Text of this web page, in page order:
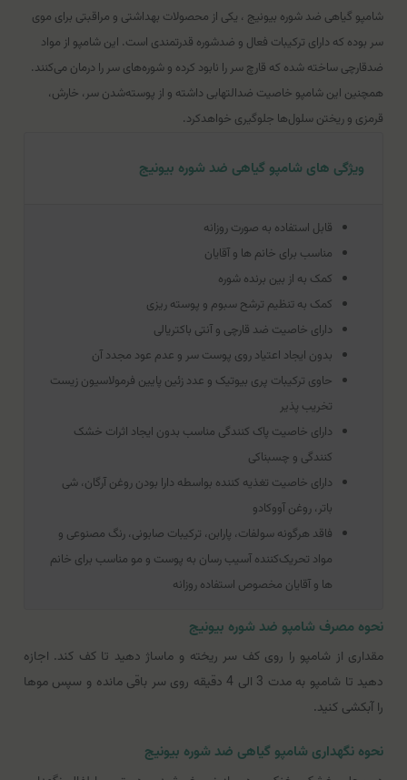
شامپو گیاهی ضد شوره بیونیج ، یکی از محصولات بهداشتی و مراقبتی برای موی
سر بوده که دارای ترکیبات فعال و ضدشوره قدرتمندی است. این شامپو از مواد
ضدقارچی ساخته شده که قارچ سر را نابود کرده و شوره‌های سر را درمان می‌کنند.
همچنین این شامپو خاصیت ضدالتهابی داشته و از پوسته‌شدن سر، خارش،
قرمزی و ریختن سلول‌ها جلوگیری خواهدکرد.
ویژگی های شامپو گیاهی ضد شوره بیونیج
قابل استفاده به صورت روزانه
مناسب برای خانم ها و آقایان
کمک به از بین برنده شوره
کمک به تنظیم ترشح سبوم و پوسته ریزی
دارای خاصیت ضد قارچی و آنتی باکتریالی
بدون ایجاد اعتیاد روی پوست سر و عدم عود مجدد آن
حاوی ترکیبات پری بیوتیک و عدد زئین پایین فرمولاسیون زیست
تخریب پذیر
دارای خاصیت پاک کنندگی مناسب بدون ایجاد اثرات خشک
کنندگی و چسبناکی
دارای خاصیت تغذیه کننده بواسطه دارا بودن روغن آرگان، شی
باتر، روغن آووکادو
فاقد هرگونه سولفات، پارابن، ترکیبات صابونی، رنگ مصنوعی و
مواد تحریک‌کننده آسیب رسان به پوست و مو مناسب برای خانم
ها و آقایان مخصوص استفاده روزانه
نحوه مصرف شامپو ضد شوره بیونیج
مقداری از شامپو را روی کف سر ریخته و ماساژ دهید تا کف کند. اجازه
دهید تا شامپو به مدت 3 الی 4 دقیقه روی سر باقی مانده و سپس موها
را آبکشی کنید.
نحوه نگهداری شامپو گیاهی ضد شوره بیونیج